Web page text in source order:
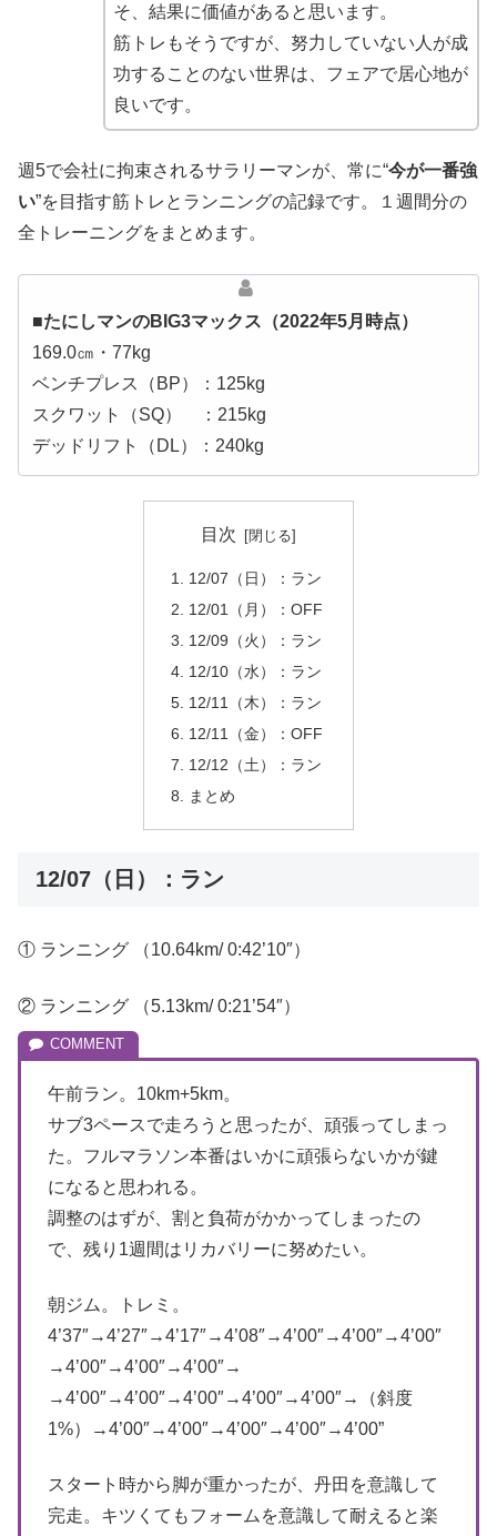
そ、結果に価値があると思います。
筋トレもそうですが、努力していない人が成
功することのない世界は、フェアで居心地が
良いです。
週5で会社に拘束されるサラリーマンが、常に“今が一番強
い”を目指す筋トレとランニングの記録です。１週間分の
全トレーニングをまとめます。
■たにしマンのBIG3マックス（2022年5月時点）
169.0㎝・77kg
ベンチプレス（BP）：125kg
スクワット（SQ） ：215kg
デッドリフト（DL）：240kg
目次
12/07（日）：ラン
12/01（月）：OFF
12/09（火）：ラン
12/10（水）：ラン
12/11（木）：ラン
12/11（金）：OFF
12/12（土）：ラン
まとめ
12/07（日）：ラン
① ランニング （10.64km/ 0:42’10″）
② ランニング （5.13km/ 0:21’54″）
午前ラン。10km+5km。
サブ3ペースで走ろうと思ったが、頑張ってしまっ
た。フルマラソン本番はいかに頑張らないかが鍵
になると思われる。
調整のはずが、割と負荷がかかってしまったの
で、残り1週間はリカバリーに努めたい。
朝ジム。トレミ。
4’37″→4’27″→4’17″→4’08″→4’00″→4’00″→4’00″
→4’00″→4’00″→4’00″→
→4’00″→4’00″→4’00″→4’00″→4’00″→（斜度
1%）→4’00″→4’00″→4’00″→4’00″→4’00”
スタート時から脚が重かったが、丹田を意識して
完走。キツくてもフォームを意識して耐えると楽